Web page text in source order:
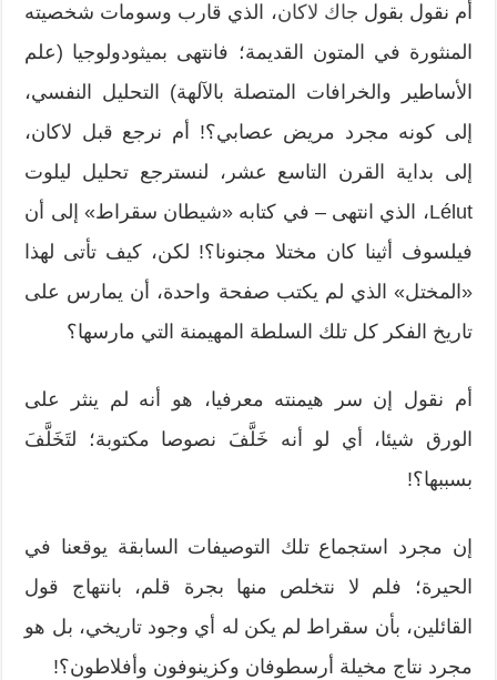
أم نقول بقول جاك لاكان، الذي قارب وسومات شخصيته
المنثورة في المتون القديمة؛ فانتهى بميثودولوجيا (علم
الأساطير والخرافات المتصلة بالآلهة) التحليل النفسي،
إلى كونه مجرد مريض عصابي؟! أم نرجع قبل لاكان،
إلى بداية القرن التاسع عشر، لنسترجع تحليل ليلوت
Lélut، الذي انتهى – في كتابه «شيطان سقراط» إلى أن
فيلسوف أثينا كان مختلا مجنونا؟! لكن، كيف تأتى لهذا
«المختل» الذي لم يكتب صفحة واحدة، أن يمارس على
تاريخ الفكر كل تلك السلطة المهيمنة التي مارسها؟
أم نقول إن سر هيمنته معرفيا، هو أنه لم ينثر على
الورق شيئا، أي لو أنه خَلَّفَ نصوصا مكتوبة؛ لتَخَلَّفَ
بسببها؟!
إن مجرد استجماع تلك التوصيفات السابقة يوقعنا في
الحيرة؛ فلم لا نتخلص منها بجرة قلم، بانتهاج قول
القائلين، بأن سقراط لم يكن له أي وجود تاريخي، بل هو
مجرد نتاج مخيلة أرسطوفان وكزينوفون وأفلاطون؟!